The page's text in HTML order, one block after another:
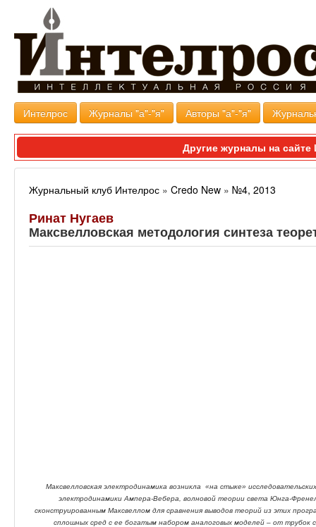
Интелрос Журналы "а"-"я" Авторы "а"-"я"
Другие журналы на
Журнальный клуб Интелрос » Credo New » №4, 2013
Ринат Нугаев
Максвелловская методология синтеза
Максвелловская электродинамика возникла «на стыке»
электродинамики Ампера-Вебера, волновой теории света Юнга-
сконструированным Максвеллом для сравнения выводов теорий из этих
сплошных сред с ее богатым набором аналоговых моделей – от трубок